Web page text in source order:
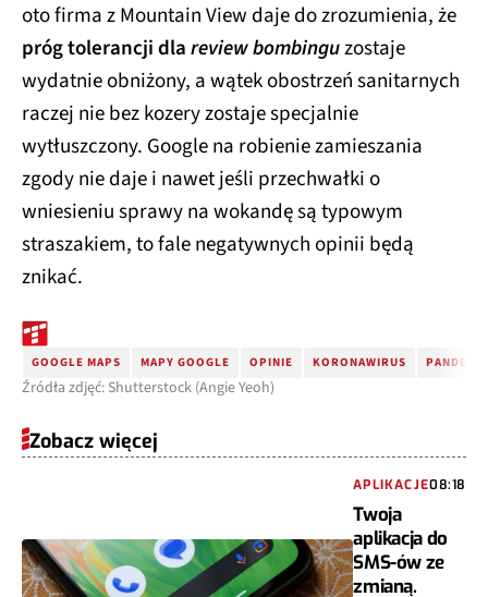
oto firma z Mountain View daje do zrozumienia, że
próg tolerancji dlareview bombinguzostaje
wydatnie obniżony, a wątek obostrzeń sanitarnych
raczej nie bez kozery zostaje specjalnie
wytłuszczony. Google na robienie zamieszania
zgody nie daje i nawet jeśli przechwałki o
wniesieniu sprawy na wokandę są typowym
straszakiem, to fale negatywnych opinii będą
znikać.
GOOGLE MAPS MAPY GOOGLE OPINIE KORONAWIRUS
Źródła zdjęć: Shutterstock (Angie Yeoh)
Zobacz więcej
APLIKACJE08:18
Twoja
aplikacja do
SMS-ów ze
zmianą.